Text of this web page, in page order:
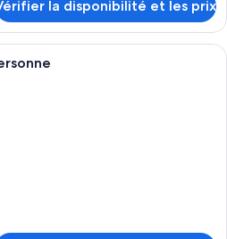
la disponibilité et les prix
Une chambre d’hôtel avec un